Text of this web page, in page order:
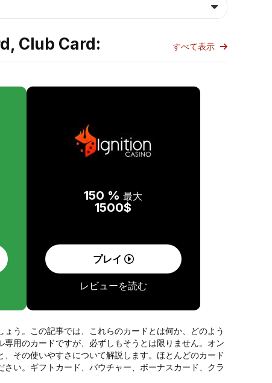
Club Card: すべて表示
150 %最大
1500$
プレイ
レビューを読む
う。この記事では、これらのカードとは何か、どのよう
用のカードですが、必ずしもそうとは限りません。オン
その使いやすさについて解説します。ほとんどのカード
い。ギフトカード、バウチャー、ボーナスカード、クラ